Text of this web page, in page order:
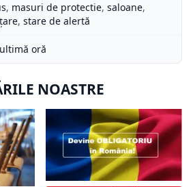
, masuri de protectie, saloane,
, stare de alertă
oră
NOASTRE